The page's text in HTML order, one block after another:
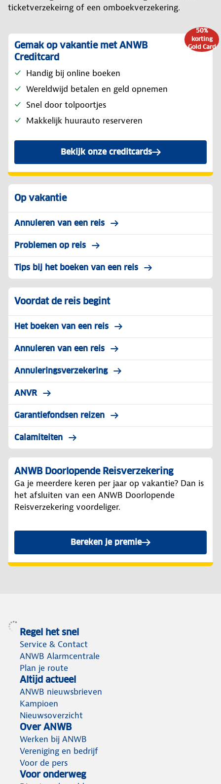
ticketverzekeirng of een omboekverzekering.
50%
korting
Gold Card
Gemak op vakantie met ANWB
Creditcard
Handig bij online boeken
Wereldwijd betalen en geld opnemen
Snel door tolpoortjes
Makkelijk huurauto reserveren
Bekijk onze creditcards
Op vakantie
Annuleren van een reis
Problemen op reis
Tips bij het boeken van een reis
Voordat de reis begint
Het boeken van een reis
Annuleren van een reis
Annuleringsverzekering
ANVR
Garantiefondsen reizen
Calamiteiten
ANWB Doorlopende Reisverzekering
Ga je meerdere keren per jaar op vakantie? Dan is
het afsluiten van een ANWB Doorlopende
Reisverzekering voordeliger.
Bereken je premie
Regel het snel
Service & Contact
ANWB Alarmcentrale
Plan je route
Altijd actueel
ANWB nieuwsbrieven
Kampioen
Nieuwsoverzicht
Over ANWB
Werken bij ANWB
Vereniging en bedrijf
Voor de pers
Voor onderweg